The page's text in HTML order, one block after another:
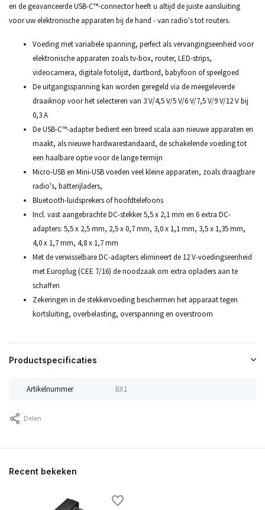
en de geavanceerde USB-C™-connector heeft u altijd de juiste aansluiting
voor uw elektronische apparaten bij de hand - van radio's tot routers.
Voeding met variabele spanning, perfect als vervangingseenheid voor
elektronische apparaten zoals tv-box, router, LED-strips,
videocamera, digitale fotolijst, dartbord, babyfoon of speelgoed
De uitgangsspanning kan worden geregeld via de meegeleverde
draaiknop voor het selecteren van 3 V/4,5 V/5 V/6 V/7,5 V/9 V/12 V bij
0,3 A
De USB-C™-adapter bedient een breed scala aan nieuwe apparaten en
maakt, als nieuwe hardwarestandaard, de schakelende voeding tot
een haalbare optie voor de lange termijn
Micro-USB en Mini-USB voeden veel kleine apparaten, zoals draagbare
radio's, batterijladers,
Bluetooth-luidsprekers of hoofdtelefoons
Incl. vast aangebrachte DC-stekker 5,5 x 2,1 mm en 6 extra DC-
adapters: 5,5 x 2,5 mm, 2,5 x 0,7 mm, 3,0 x 1,1 mm, 3,5 x 1,35 mm,
4,0 x 1,7 mm, 4,8 x 1,7 mm
Met de verwisselbare DC-adapters elimineert de 12 V-voedingseenheid
met Europlug (CEE 7/16) de noodzaak om extra opladers aan te
schaffen
Zekeringen in de stekkervoeding beschermen het apparaat tegen
kortsluiting, overbelasting, overspanning en overstroom
Productspecificaties
Artikelnummer BX1
Delen
Recent bekeken